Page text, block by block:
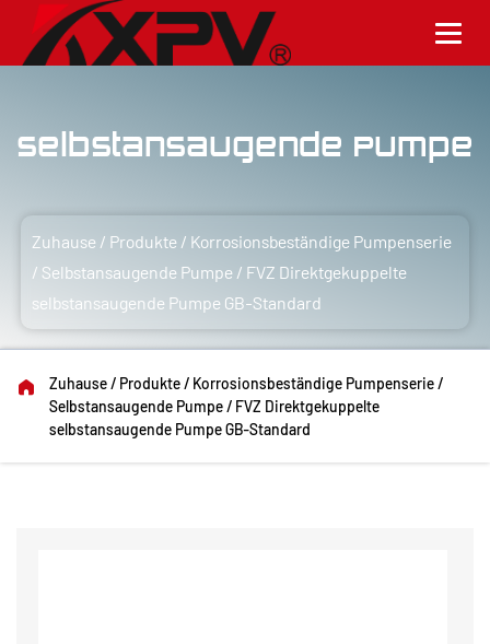
Selbstansaugende Pumpe
Zuhause / Produkte / Korrosionsbeständige Pumpenserie
/ Selbstansaugende Pumpe / FVZ Direktgekuppelte
selbstansaugende Pumpe GB-Standard
Zuhause/ Produkte/ Korrosionsbeständige Pumpenserie/
Selbstansaugende Pumpe/ FVZ Direktgekuppelte
selbstansaugende Pumpe GB-Standard